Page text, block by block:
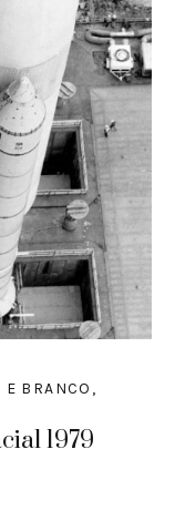
E BRANCO ,
1979